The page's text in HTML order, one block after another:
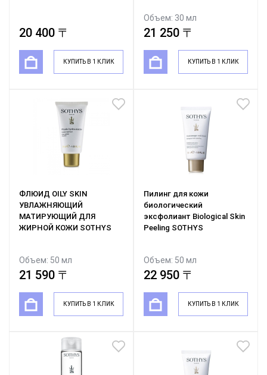
20 400 〒
КУПИТЬ В 1 КЛИК
Объем: 30 мл
21 250 〒
КУПИТЬ В 1 КЛИК
ФЛЮИД OILY SKIN
УВЛАЖНЯЮЩИЙ
МАТИРУЮЩИЙ ДЛЯ
ЖИРНОЙ КОЖИ SOTHYS
Объем: 50 мл
21 590 〒
КУПИТЬ В 1 КЛИК
Пилинг для кожи
биологический
эксфолиант Biological Skin
Peeling SOTHYS
Объем: 50 мл
22 950 〒
КУПИТЬ В 1 КЛИК